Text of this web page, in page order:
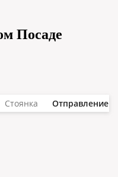
Посаде
Стоянка Отправление